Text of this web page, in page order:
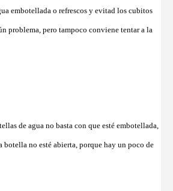
embotellada o refrescos y evitad los cubitos
problema, pero tampoco conviene tentar a la
de agua no basta con que esté embotellada,
botella no esté abierta, porque hay un poco de